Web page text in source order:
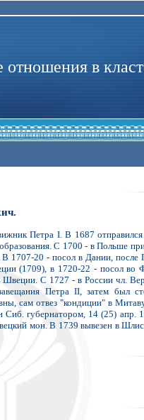
отношения в
Петра I. В 1687
С 1700 - в Польше
1707-20 - посол в Дании, после
(1709), в 1720-22 - посол во
С 1727 - в России чл.
Петра II, затем был
сам отвез "кондиции" в
губернатором, 14 (25) апр.
мон. В 1739 вывезен в